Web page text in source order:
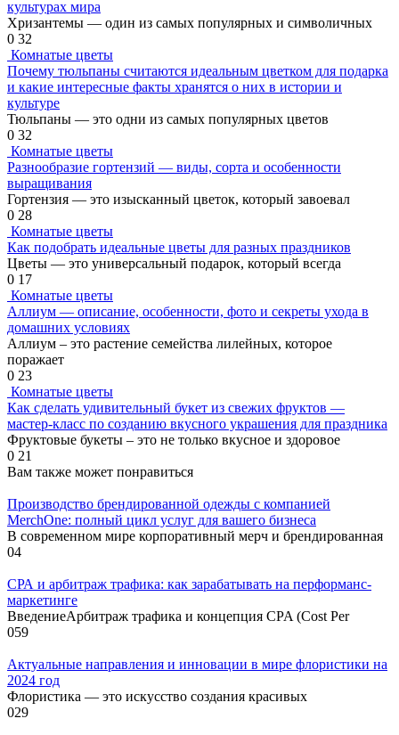
культурах мира
Хризантемы — один из самых популярных и символичных
0 32
Комнатые цветы
Почему тюльпаны считаются идеальным цветком для подарка
и какие интересные факты хранятся о них в истории и
культуре
Тюльпаны — это одни из самых популярных цветов
0 32
Комнатые цветы
Разнообразие гортензий — виды, сорта и особенности
выращивания
Гортензия — это изысканный цветок, который завоевал
0 28
Комнатые цветы
Как подобрать идеальные цветы для разных праздников
Цветы — это универсальный подарок, который всегда
0 17
Комнатые цветы
Аллиум — описание, особенности, фото и секреты ухода в
домашних условиях
Аллиум – это растение семейства лилейных, которое
поражает
0 23
Комнатые цветы
Как сделать удивительный букет из свежих фруктов —
мастер-класс по созданию вкусного украшения для праздника
Фруктовые букеты – это не только вкусное и здоровое
0 21
Вам также может понравиться
Производство брендированной одежды с компанией
MerchOne: полный цикл услуг для вашего бизнеса
В современном мире корпоративный мерч и брендированная
04
СРА и арбитраж трафика: как зарабатывать на перформанс-
маркетинге
ВведениеАрбитраж трафика и концепция CPA (Cost Per
059
Актуальные направления и инновации в мире флористики на
2024 год
Флористика — это искусство создания красивых
029